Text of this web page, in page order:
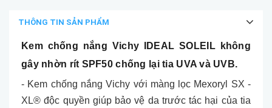
THÔNG TIN SẢN PHẨM
Kem chống nắng Vichy IDEAL SOLEIL không
gây nhờn rít SPF50 chống lại tia UVA và UVB.
- Kem chống nắng Vichy với màng lọc Mexoryl SX -
XL® độc quyền giúp bảo vệ da trước tác hại của tia